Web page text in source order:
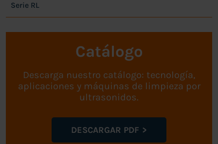
Serie RL
Catálogo
Descarga nuestro catálogo: tecnología,
aplicaciones y máquinas de limpieza por
ultrasonidos.
DESCARGAR PDF